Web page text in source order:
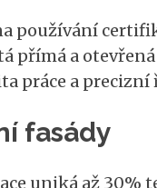
používání
přímá a
práce a precizní
fasády
uniká až 30%